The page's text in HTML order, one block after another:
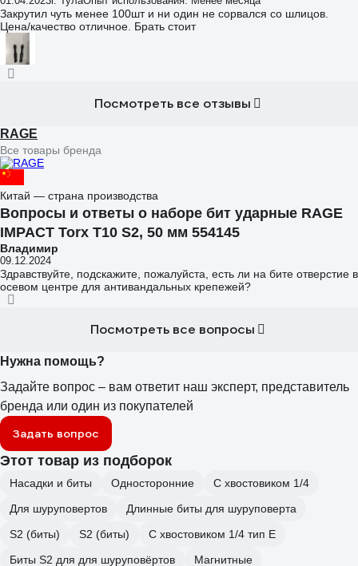
Закрутил чуть менее 100шт и ни один не сорвался со шлицов.
Цена/качество отличное. Брать стоит
Посмотреть все отзывы
RAGE
Все товары бренда
Китай — страна производства
Вопросы и ответы о наборе бит ударные RAGE
IMPACT Torx T10 S2, 50 мм 554145
Владимир
09.12.2024
Здравствуйте, подскажите, пожалуйста, есть ли на бите отверстие в
осевом центре для антивандальных крепежей?
Посмотреть все вопросы
Нужна помощь?
Задайте вопрос – вам ответит наш эксперт, представитель
бренда или один из покупателей
Задать вопрос
Этот товар из подборок
Насадки и биты Односторонние
С хвостовиком 1/4
Для шуруповертов
Длинные биты для шуруповерта
S2 (биты)
S2 (биты)
С хвостовиком 1/4 тип E
Биты S2 для для шуруповёртов
Магнитные